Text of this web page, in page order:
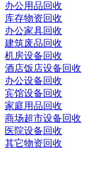
办公用品回收
库存物资回收
办公家具回收
建筑废品回收
机房设备回收
酒店饭店设备回收
办公设备回收
宾馆设备回收
家庭用品回收
商场超市设备回收
医院设备回收
其它物资回收